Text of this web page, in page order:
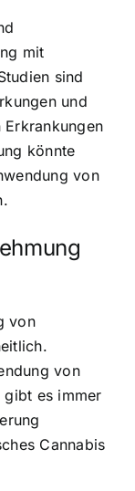
mit
sind
und
könnte
von
von
von
gibt es immer
Cannabis